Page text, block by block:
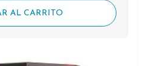
AL CARRITO